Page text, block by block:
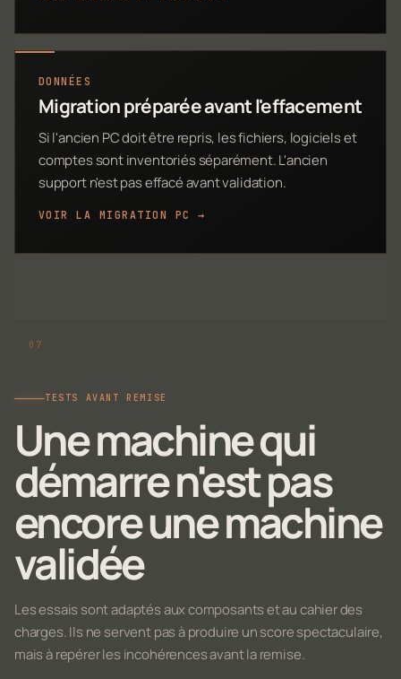
DONNÉES
Migration préparée avant l'effacement
Si l'ancien PC doit être repris, les fichiers, logiciels et
comptes sont inventoriés séparément. L'ancien
support n'est pas effacé avant validation.
VOIR LA MIGRATION PC →
TESTS AVANT REMISE
Une machine qui
démarre n'est pas
encore une machine
validée
Les essais sont adaptés aux composants et au cahier des
charges. Ils ne servent pas à produire un score spectaculaire,
mais à repérer les incohérences avant la remise.